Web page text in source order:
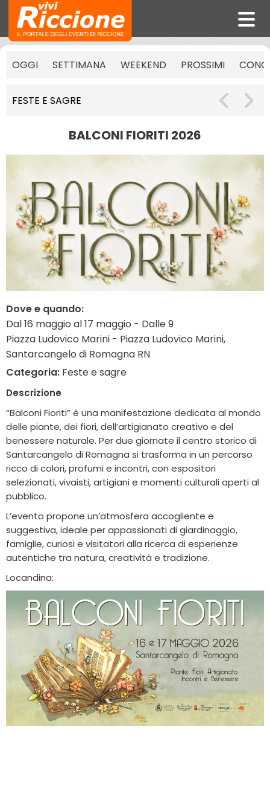
OGGI SETTIMANA WEEKEND PROSSIMI
FESTE E SAGRE
BALCONI FIORITI 2026
Dove e quando:
Dal 16 maggio al 17 maggio - Dalle 9
Piazza Ludovico Marini - Piazza Ludovico Marini,
Santarcangelo di Romagna RN
Categoria: Feste e sagre
Descrizione
“Balconi Fioriti” è una manifestazione dedicata al mondo
delle piante, dei fiori, dell’artigianato creativo e del
benessere naturale. Per due giornate il centro storico di
Santarcangelo di Romagna si trasforma in un percorso
ricco di colori, profumi e incontri, con espositori
selezionati, vivaisti, artigiani e momenti culturali aperti al
pubblico.
L’evento propone un’atmosfera accogliente e
suggestiva, ideale per appassionati di giardinaggio,
famiglie, curiosi e visitatori alla ricerca di esperienze
autentiche tra natura, creatività e tradizione.
Locandina: